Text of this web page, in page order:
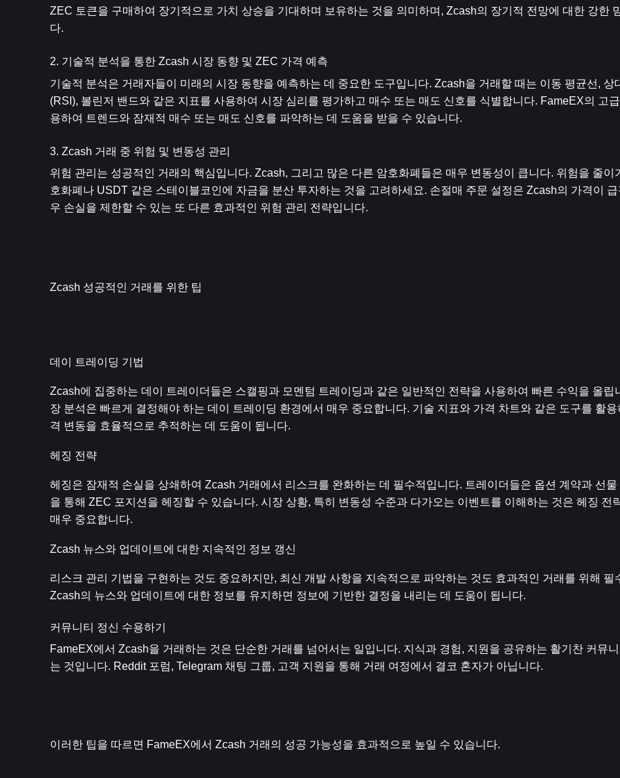
ZEC 토큰을 구매하여 장기적으로 가치 상승을 기대하며 보유하는 것을 의미하며, Zcash의 장기적 전망에 대한 강한
다.
2. 기술적 분석을 통한 Zcash 시장 동향 및 ZEC 가격 예측
기술적 분석은 거래자들이 미래의 시장 동향을 예측하는 데 중요한 도구입니다. Zcash을 거래할 때는 이동 평균선, 상
(RSI), 볼린저 밴드와 같은 지표를 사용하여 시장 심리를 평가하고 매수 또는 매도 신호를 식별합니다. FameEX의 고
용하여 트렌드와 잠재적 매수 또는 매도 신호를 파악하는 데 도움을 받을 수 있습니다.
3. Zcash 거래 중 위험 및 변동성 관리
위험 관리는 성공적인 거래의 핵심입니다. Zcash, 그리고 많은 다른 암호화폐들은 매우 변동성이 큽니다. 위험을 줄이
호화폐나 USDT 같은 스테이블코인에 자금을 분산 투자하는 것을 고려하세요. 손절매 주문 설정은 Zcash의 가격이
우 손실을 제한할 수 있는 또 다른 효과적인 위험 관리 전략입니다.
Zcash 성공적인 거래를 위한 팁
데이 트레이딩 기법
Zcash에 집중하는 데이 트레이더들은 스캘핑과 모멘텀 트레이딩과 같은 일반적인 전략을 사용하여 빠른 수익을 올립
장 분석은 빠르게 결정해야 하는 데이 트레이딩 환경에서 매우 중요합니다. 기술 지표와 가격 차트와 같은 도구를 활
격 변동을 효율적으로 추적하는 데 도움이 됩니다.
헤징 전략
헤징은 잠재적 손실을 상쇄하여 Zcash 거래에서 리스크를 완화하는 데 필수적입니다. 트레이더들은 옵션 계약과 선물
을 통해 ZEC 포지션을 헤징할 수 있습니다. 시장 상황, 특히 변동성 수준과 다가오는 이벤트를 이해하는 것은 헤징 전
매우 중요합니다.
Zcash 뉴스와 업데이트에 대한 지속적인 정보 갱신
리스크 관리 기법을 구현하는 것도 중요하지만, 최신 개발 사항을 지속적으로 파악하는 것도 효과적인 거래를 위해 필
Zcash의 뉴스와 업데이트에 대한 정보를 유지하면 정보에 기반한 결정을 내리는 데 도움이 됩니다.
커뮤니티 정신 수용하기
FameEX에서 Zcash을 거래하는 것은 단순한 거래를 넘어서는 일입니다. 지식과 경험, 지원을 공유하는 활기찬 커뮤
는 것입니다. Reddit 포럼, Telegram 채팅 그룹, 고객 지원을 통해 거래 여정에서 결코 혼자가 아닙니다.
이러한 팁을 따르면 FameEX에서 Zcash 거래의 성공 가능성을 효과적으로 높일 수 있습니다.